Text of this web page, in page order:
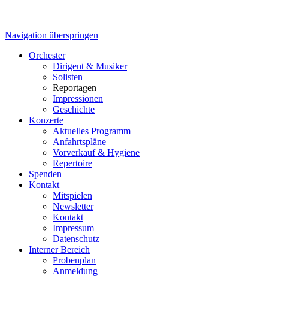
Navigation überspringen
Orchester
Dirigent & Musiker
Solisten
Reportagen
Impressionen
Geschichte
Konzerte
Aktuelles Programm
Anfahrtspläne
Vorverkauf & Hygiene
Repertoire
Spenden
Kontakt
Mitspielen
Newsletter
Kontakt
Impressum
Datenschutz
Interner Bereich
Probenplan
Anmeldung